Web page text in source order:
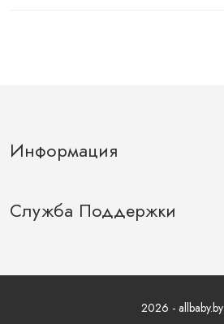
Информация
Служба Поддержки
2026 - allbaby.by